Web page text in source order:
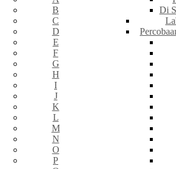
B
C
D
E
F
G
H
I
J
K
L
M
N
O
P
Di